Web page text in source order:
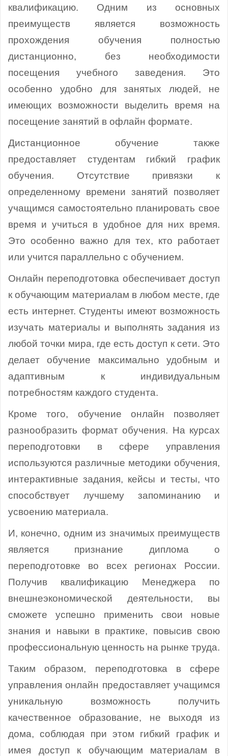
квалификацию. Одним из основных
преимуществ является возможность
прохождения обучения полностью
дистанционно, без необходимости
посещения учебного заведения. Это
особенно удобно для занятых людей, не
имеющих возможности выделить время на
посещение занятий в офлайн формате.
Дистанционное обучение также
предоставляет студентам гибкий график
обучения. Отсутствие привязки к
определенному времени занятий позволяет
учащимся самостоятельно планировать свое
время и учиться в удобное для них время.
Это особенно важно для тех, кто работает
или учится параллельно с обучением.
Онлайн переподготовка обеспечивает доступ
к обучающим материалам в любом месте, где
есть интернет. Студенты имеют возможность
изучать материалы и выполнять задания из
любой точки мира, где есть доступ к сети. Это
делает обучение максимально удобным и
адаптивным к индивидуальным
потребностям каждого студента.
Кроме того, обучение онлайн позволяет
разнообразить формат обучения. На курсах
переподготовки в сфере управления
используются различные методики обучения,
интерактивные задания, кейсы и тесты, что
способствует лучшему запоминанию и
усвоению материала.
И, конечно, одним из значимых преимуществ
является признание диплома о
переподготовке во всех регионах России.
Получив квалификацию Менеджера по
внешнеэкономической деятельности, вы
сможете успешно применить свои новые
знания и навыки в практике, повысив свою
профессиональную ценность на рынке труда.
Таким образом, переподготовка в сфере
управления онлайн предоставляет учащимся
уникальную возможность получить
качественное образование, не выходя из
дома, соблюдая при этом гибкий график и
имея доступ к обучающим материалам в